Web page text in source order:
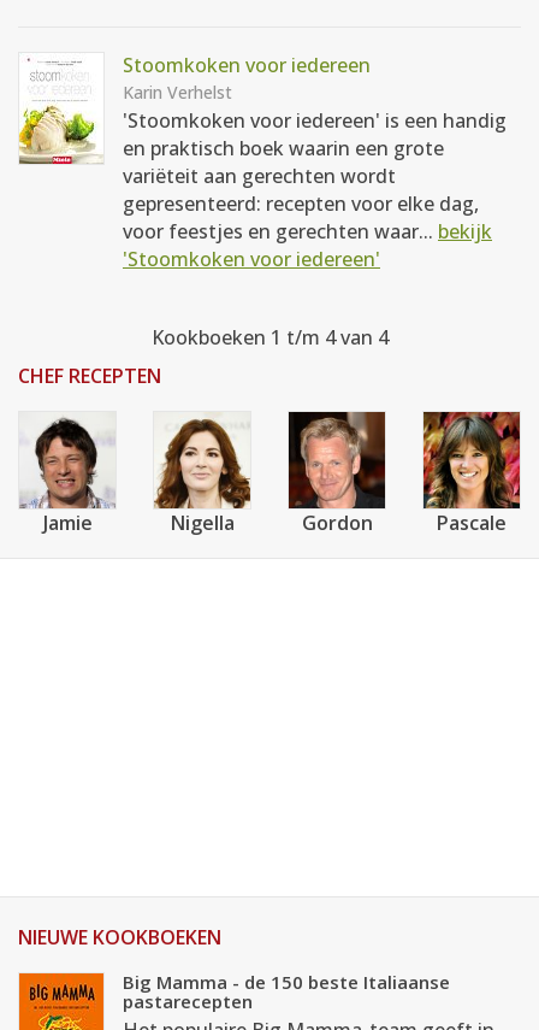
Stoomkoken voor iedereen
Karin Verhelst
'Stoomkoken voor iedereen' is een handig
en praktisch boek waarin een grote
variëteit aan gerechten wordt
gepresenteerd: recepten voor elke dag,
voor feestjes en gerechten waar... bekijk
'Stoomkoken voor iedereen'
Kookboeken 1 t/m 4 van 4
CHEF RECEPTEN
Jamie Nigella Gordon Pascale
NIEUWE KOOKBOEKEN
Big Mamma - de 150 beste Italiaanse
pastarecepten